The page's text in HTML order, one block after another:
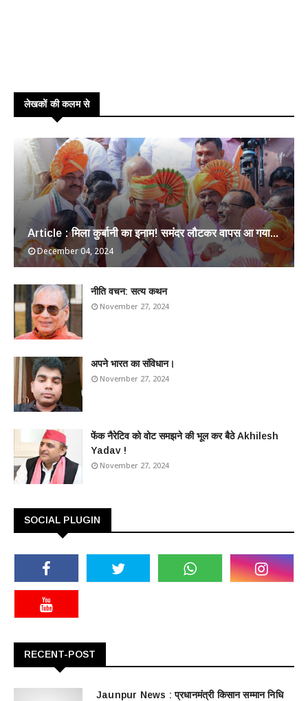
लेखकों की कलम से
Article : मिला कुर्बानी का इनाम! समंदर लौटकर वापस आ गया...
December 04, 2024
​नीति वचन: सत्य कथन
November 27, 2024
अपने भारत का संविधान।
November 27, 2024
फेंक नैरेटिव को वोट समझने की भूल कर बैठे Akhilesh
Yadav !
November 27, 2024
SOCIAL PLUGIN
RECENT-POST
Jaunpur News : ​प्रधानमंत्री किसान सम्मान निधि